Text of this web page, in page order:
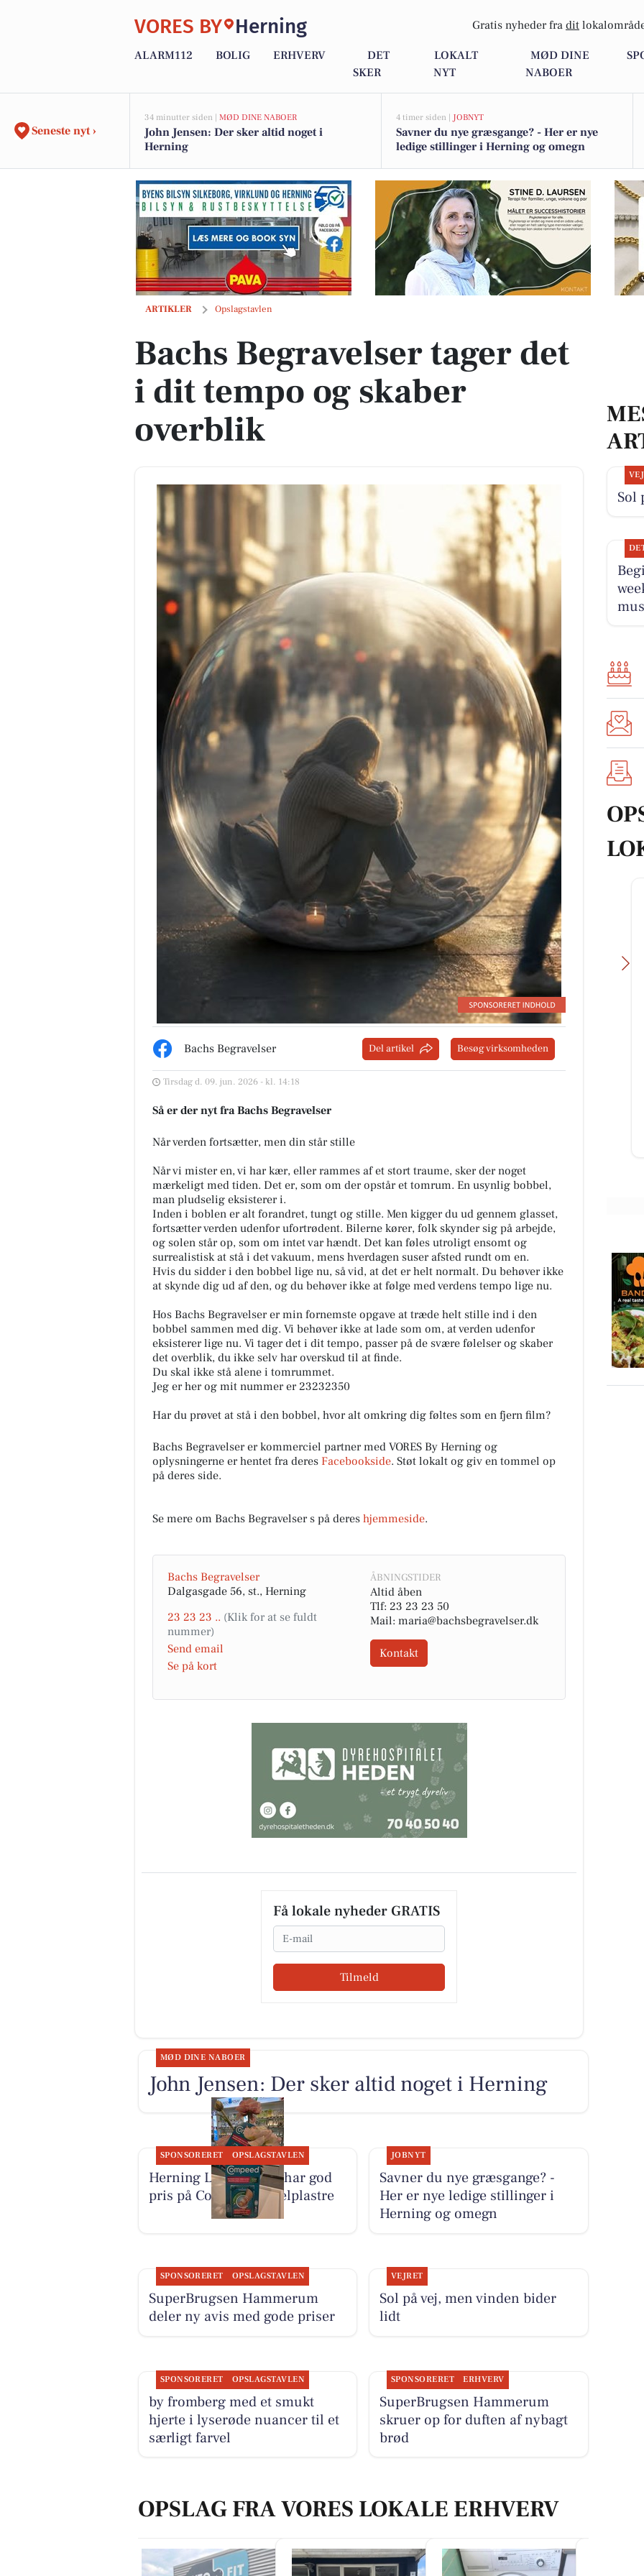
VORES BY Herning Gratis nyheder fra dit
ALARM112 BOLIG ERHVERV
DET
SKER
LOKALT
NYT
MØD DINE
NABOER
Seneste nyt ›
34 minutter siden | MØD DINE NABOER
John Jensen: Der sker altid noget i
Herning
4 timer siden | JOBNYT
Savner du nye græsgange? - Her er nye
ledige stillinger i Herning og omegn
ARTIKLER Opslagstavlen
Bachs Begravelser tager det i dit tempo og skaber overblik
Bachs Begravelser tager det
i dit tempo og skaber
overblik
Bachs Begravelser Del artikel Besøg virksomheden
Tirsdag d. 09. jun. 2026 - kl. 14:18
Så er der nyt fra Bachs Begravelser
Når verden fortsætter, men din står stille
Når vi mister en, vi har kær, eller rammes af et stort traume, sker der noget
mærkeligt med tiden. Det er, som om der opstår et tomrum. En usynlig bobbel,
man pludselig eksisterer i.
Inden i boblen er alt forandret, tungt og stille. Men kigger du ud gennem glasset,
fortsætter verden udenfor ufortrødent. Bilerne kører, folk skynder sig på arbejde,
og solen står op, som om intet var hændt. Det kan føles utroligt ensomt og
surrealistisk at stå i det vakuum, mens hverdagen suser afsted rundt om en.
Hvis du sidder i den bobbel lige nu, så vid, at det er helt normalt. Du behøver ikke
at skynde dig ud af den, og du behøver ikke at følge med verdens tempo lige nu.
Hos Bachs Begravelser er min fornemste opgave at træde helt stille ind i den
bobbel sammen med dig. Vi behøver ikke at lade som om, at verden udenfor
eksisterer lige nu. Vi tager det i dit tempo, passer på de svære følelser og skaber
det overblik, du ikke selv har overskud til at finde.
Du skal ikke stå alene i tomrummet.
Jeg er her og mit nummer er 23232350
Har du prøvet at stå i den bobbel, hvor alt omkring dig føltes som en fjern film?
Bachs Begravelser er kommerciel partner med VORES By Herning og
oplysningerne er hentet fra deres Facebookside. Støt lokalt og giv en tommel op
på deres side.
Se mere om Bachs Begravelser s på deres hjemmeside.
Bachs Begravelser
Dalgasgade 56, st., Herning
23 23 23 ..
Send email
Se på kort
ÅBNINGSTIDER
Altid åben
Tlf: 23 23 23 50
Mail: maria@bachsbegravelser.dk
Kontakt
Få lokale nyheder GRATIS
Email
Tilmeld
Sol
Herning Løve Apotek
Compeed fungerer gennem
betyder at pla...
Åbn opslaget
AutoFit A/S
🚚 Vi er flyttet! 🎉 Du kan nu finde
MØD DINE NABOER
John Jensen: Der sker altid noget i Herning
SPONSORERET OPSLAGSTAVLEN
Herning Løve Apotek har god
pris på Compeed vabelplastre
JOBNYT
Savner du nye græsgange? -
Her er nye ledige stillinger i
Herning og omegn
SPONSORERET OPSLAGSTAVLEN
SuperBrugsen Hammerum
deler ny avis med gode priser
VEJRET
Sol på vej, men vinden bider
lidt
SPONSORERET OPSLAGSTAVLEN
by fromberg med et smukt
hjerte i lyserøde nuancer til et
særligt farvel
SPONSORERET ERHVERV
SuperBrugsen Hammerum
skruer op for duften af nybagt
brød
OPSLAG FRA VORES LOKALE ERHVERV